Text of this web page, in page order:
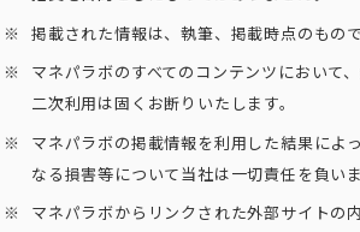
掲載された情報は、執筆、掲載時点のもので
マネパラボのすべてのコンテンツにおいて
二次利用は固くお断りいたします。
マネパラボの掲載情報を利用した結果によ
なる損害等について当社は一切責任を負いま
マネパラボからリンクされた外部サイトの